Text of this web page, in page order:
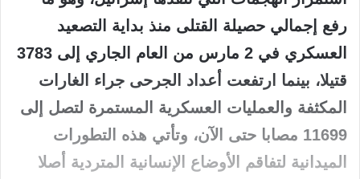
رفع إجمالي حصيلة القتلى منذ بداية التصعيد
العسكري في 2 مارس من العام الجاري إلى 3783
قتيلا، بينما ارتفعت أعداد الجرحى جراء الغارات
المكثفة والعمليات العسكرية المستمرة لتصل إلى
11699 مصابا حتى الآن، وتأتي هذه التطورات
الميدانية لتفاقم الأوضاع الإنسانية المتردية أصلا